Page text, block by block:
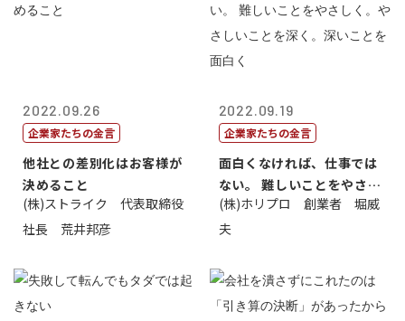
2022.09.26
企業家たちの金言
他社との差別化はお客様が
決めること
(株)ストライク 代表取締役
社長 荒井邦彦
2022.09.19
企業家たちの金言
面白くなければ、仕事では
ない。 難しいことをやさし
く。やさし...
(株)ホリプロ 創業者 堀威
夫